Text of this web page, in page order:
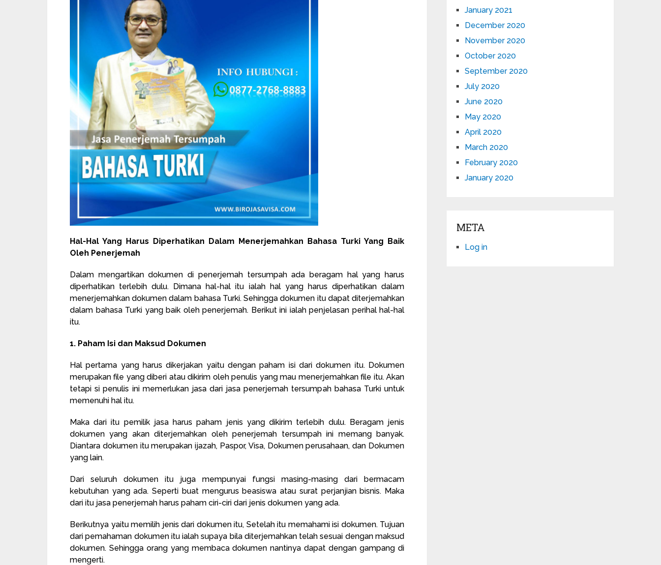
Hal-Hal Yang Harus Diperhatikan Dalam Menerjemahkan Bahasa Turki Yang Baik
Oleh Penerjemah
Dalam mengartikan dokumen di penerjemah tersumpah ada beragam hal yang harus
diperhatikan terlebih dulu. Dimana hal-hal itu ialah hal yang harus diperhatikan dalam
menerjemahkan dokumen dalam bahasa Turki. Sehingga dokumen itu dapat diterjemahkan
dalam bahasa Turki yang baik oleh penerjemah. Berikut ini ialah penjelasan perihal hal-hal
itu.
1. Paham Isi dan Maksud Dokumen
Hal pertama yang harus dikerjakan yaitu dengan paham isi dari dokumen itu. Dokumen
merupakan file yang diberi atau dikirim oleh penulis yang mau menerjemahkan file itu. Akan
tetapi si penulis ini memerlukan jasa dari jasa penerjemah tersumpah bahasa Turki untuk
memenuhi hal itu.
Maka dari itu pemilik jasa harus paham jenis yang dikirim terlebih dulu. Beragam jenis
dokumen yang akan diterjemahkan oleh penerjemah tersumpah ini memang banyak.
Diantara dokumen itu merupakan ijazah, Paspor, Visa, Dokumen perusahaan, dan Dokumen
yang lain.
Dari seluruh dokumen itu juga mempunyai fungsi masing-masing dari bermacam
kebutuhan yang ada. Seperti buat mengurus beasiswa atau surat perjanjian bisnis. Maka
dari itu jasa penerjemah harus paham ciri-ciri dari jenis dokumen yang ada.
Berikutnya yaitu memilih jenis dari dokumen itu, Setelah itu memahami isi dokumen. Tujuan
dari pemahaman dokumen itu ialah supaya bila diterjemahkan telah sesuai dengan maksud
dokumen. Sehingga orang yang membaca dokumen nantinya dapat dengan gampang di
mengerti.
January 2021
December 2020
November 2020
October 2020
September 2020
July 2020
June 2020
May 2020
April 2020
March 2020
February 2020
January 2020
META
Log in